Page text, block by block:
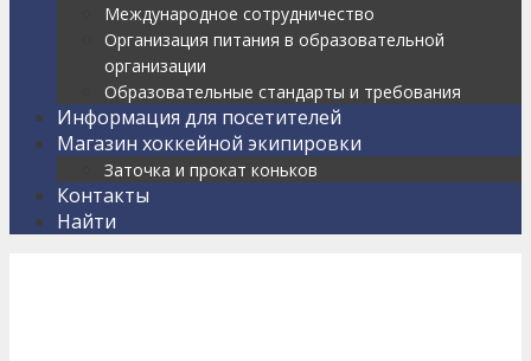
Международное сотрудничество
Организация питания в образовательной
организации
Образовательные стандарты и требования
Информация для посетителей
Магазин хоккейной экипировки
Заточка и прокат коньков
Контакты
Найти